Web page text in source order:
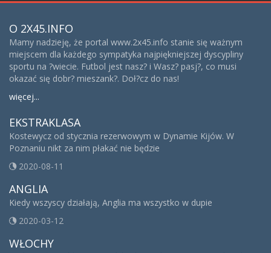
O 2X45.INFO
Mamy nadzieję, że portal www.2x45.info stanie się ważnym
miejscem dla każdego sympatyka najpiękniejszej dyscypliny
sportu na ?wiecie. Futbol jest nasz? i Wasz? pasj?, co musi
okazać się dobr? mieszank?. Doł?cz do nas!
więcej...
EKSTRAKLASA
Kostewycz od stycznia rezerwowym w Dynamie Kijów. W
Poznaniu nikt za nim płakać nie będzie
2020-08-11
ANGLIA
Kiedy wszyscy działają, Anglia ma wszystko w dupie
2020-03-12
WŁOCHY